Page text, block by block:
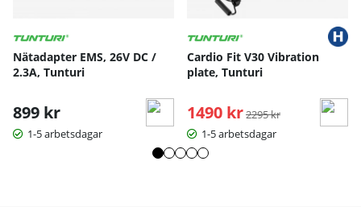
Nätadapter EMS, 26V DC /
2.3A, Tunturi
899 kr
1-5 arbetsdagar
Cardio Fit V30 Vibration
plate, Tunturi
1490 kr Ordinarie pris:
2295 kr
1-5 arbetsdagar